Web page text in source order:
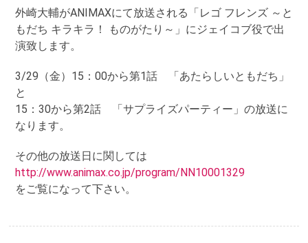
外崎大輔がANIMAXにて放送される「レゴ フレンズ ～と
もだち キラキラ！ ものがたり～」にジェイコブ役で出
演致します。
3/29（金）15：00から第1話 「あたらしいともだち」
と
15：30から第2話 「サプライズパーティー」の放送に
なります。
その他の放送日に関しては
http://www.animax.co.jp/program/NN10001329
をご覧になって下さい。